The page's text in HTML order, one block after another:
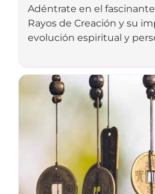
Adéntrate en el
Rayos de Creación y su
evolución espiritual y